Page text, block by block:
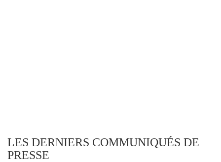
LES DERNIERS COMMUNIQUÉS DE
PRESSE